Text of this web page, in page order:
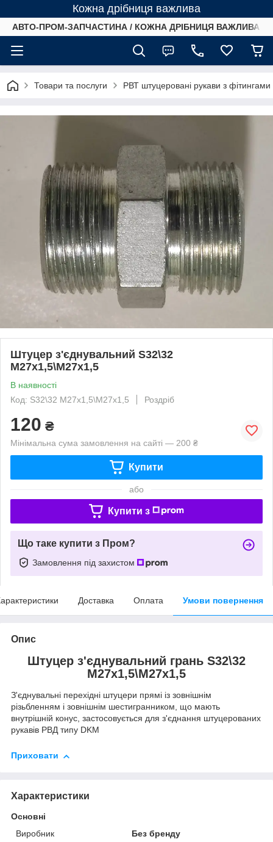
Кожна дрібниця важлива
АВТО-ПРОМ-ЗАПЧАСТИНА / КОЖНА ДРІБНИЦЯ ВАЖЛИВА /
Товари та послуги РВТ штуцеровані рукави з фітингами
Штуцер з'єднувальний S32\32
М27х1,5\М27х1,5
В наявності
Код: S32\32 М27х1,5\М27х1,5
Роздріб
120 ₴
Мінімальна сума замовлення на сайті — 200 ₴
Купити
або
Купити з
Що таке купити з Пром?
Замовлення під захистом
Доставка Оплата Умови повернення
Опис
Штуцер з'єднувальний грань S32\32
М27х1,5\М27х1,5
З'єднувальні перехідні штуцери прямі із зовнішнім
різьбленням і зовнішнім шестигранником, що мають
внутрішній конус, застосовується для з'єднання штуцерованих
рукавів РВД типу DKM
Приховати
Характеристики
Основні
Виробник
Без бренду